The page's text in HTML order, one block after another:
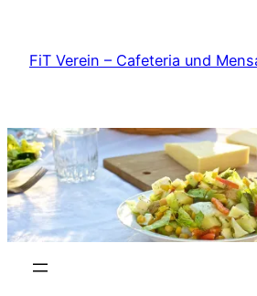
springen
FiT Verein – Cafeteria und